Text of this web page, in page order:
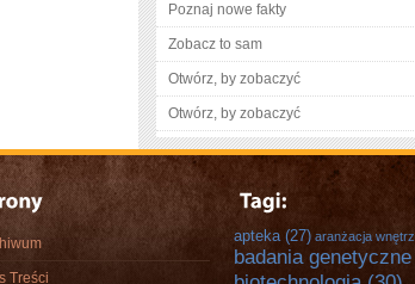
Poznaj nowe fakty
Zobacz to sam
Otwórz, by zobaczyć
Otwórz, by zobaczyć
Treści
apteka(27) aranżacja wnętrz
badania genetyczne